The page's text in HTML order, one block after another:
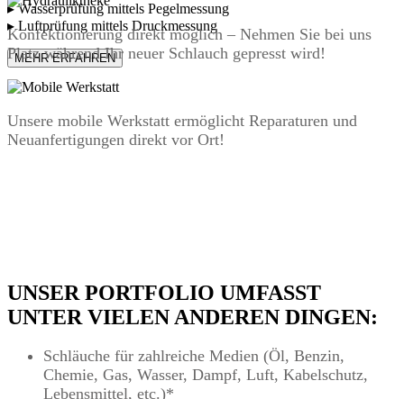
▸ Wasserprüfung mittels Pegelmessung
▸ Luftprüfung mittels Druckmessung
MEHR ERFAHREN
Konfektionierung direkt möglich – Nehmen Sie bei uns
Platz während Ihr neuer Schlauch gepresst wird!
Unsere mobile Werkstatt ermöglicht Reparaturen und
Neuanfertigungen direkt vor Ort!
UNSER PORTFOLIO UMFASST
UNTER VIELEN ANDEREN DINGEN:
Schläuche für zahlreiche Medien (Öl, Benzin,
Chemie, Gas, Wasser, Dampf, Luft, Kabelschutz,
Lebensmittel, etc.)*